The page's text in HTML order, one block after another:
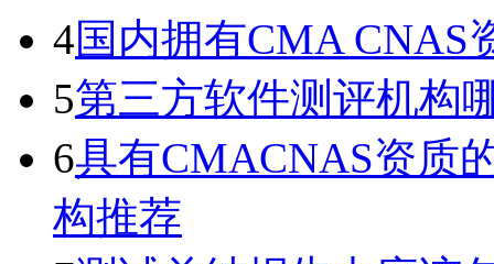
4国内拥有CMA CNAS
5第三方软件测评机构
6具有CMACNAS资质
构推荐